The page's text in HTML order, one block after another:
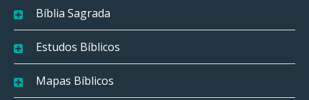
Bíblia Sagrada
Estudos Bíblicos
Mapas Bíblicos